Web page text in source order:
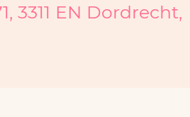
3311 EN Dordrecht,